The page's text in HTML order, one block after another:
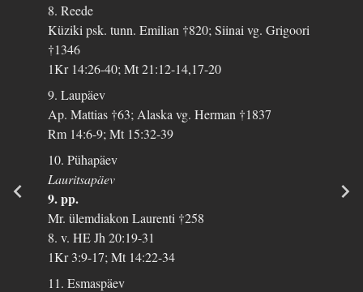
8. Reede
Küziki psk. tunn. Emilian †820; Siinai vg. Grigoori
†1346
1Kr 14:26-40; Mt 21:12-14,17-20
9. Laupäev
Ap. Mattias †63; Alaska vg. Herman †1837
Rm 14:6-9; Mt 15:32-39
10. Pühapäev
Lauritsapäev
9. pp.
Mr. ülemdiakon Laurenti †258
8. v. HE Jh 20:19-31
1Kr 3:9-17; Mt 14:22-34
11. Esmaspäev